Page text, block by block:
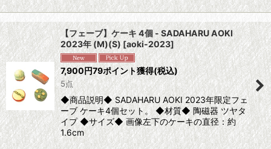
【フェーブ】ケーキ 4個 - SADAHARU AOKI
2023年 (M)(S)[aoki-2023]
7,900円79ポイント獲得(税込)
5点
◆商品説明◆ SADAHARU AOKI 2023年限定フェ
ーブ ケーキ4個セット。 ◆材質◆ 陶磁器 ツヤタ
イプ ◆サイズ◆ 画像左下のケーキの直径：約
1.6cm